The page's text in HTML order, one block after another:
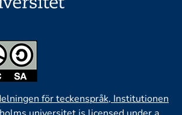
för teckenspråk, Institutionen